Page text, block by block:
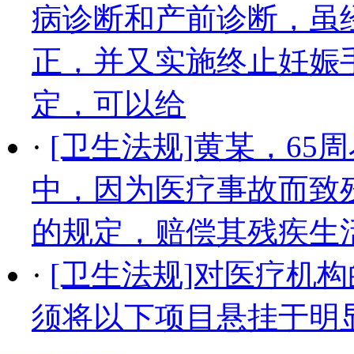
病诊断和产前诊断，虽
正，并又实施终止妊
定，可以给
· [卫生法规]黄某，65
中，因为医疗事故而
的规定，赔偿其残疾
· [卫生法规]对医疗机
须将以下项目悬挂于明